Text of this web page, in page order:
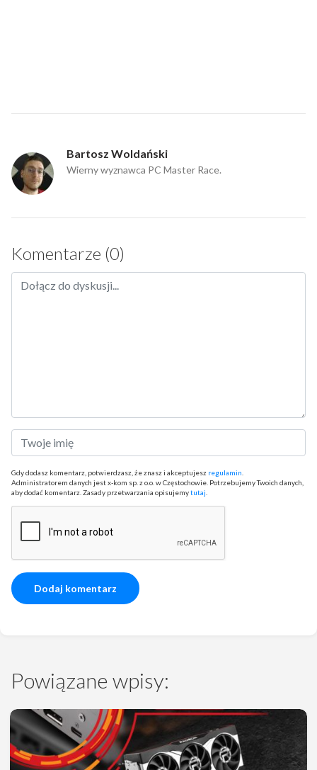
Bartosz Woldański
Wierny wyznawca PC Master Race.
Komentarze (0)
Gdy dodasz komentarz, potwierdzasz, że znasz i akceptujesz regulamin
Administratorem danych jest x-kom sp. z o.o. w Częstochowie. Potrzebujemy Twoich danych,
aby dodać komentarz. Zasady przetwarzania opisujemytutaj
Powiązane wpisy: